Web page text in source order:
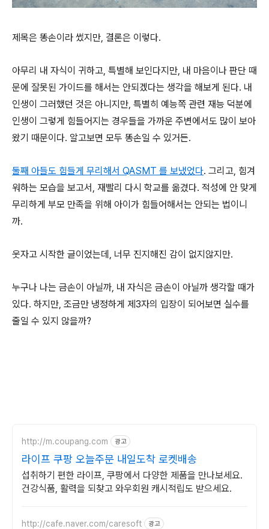
제목은 똥손이라 썼지만, 결론은 이렇다.
아무리 내 자식이 귀하고, 특별해 보인다지만, 내 마음이나 판단 때
문에 잘못된 가이드를 해서는 안되겠다는 생각을 해보게 된다. 내
인생이 그러했던 것은 아니지만, 특별히 예능쪽 관련 재능 덕분에
인생이 그렇게 힘들어지는 경우들을 가까운 주변에서도 많이 보아
왔기 때문이다. 알고보면 모두 똥손일 수 있거든.
둘째 아들도 힘들게 무리해서 QASMT 를 보냈었다. 그리고, 힘겨
워하는 모습을 보고서, 재빨리 다시 학교를 옮겼다. 적성에 안 맞게
무리하게 부모 만족을 위해 아이가 힘들어해서는 안되는 법이니
까.
웃자고 시작한 글이었는데 , 너무 진지해진 감이 없지않지만.
누구나 나는 금손이 아닐까, 내 자식은 금손이 아닐까 생각할 때가
있다. 하지만, 조금만 냉정하게 제 3자의 입장이 되어보면 실수를
줄일 수 있지 않을까?
http://m.coupang.com 광고
라이프 쿠팡 오늘주문 내일도착 로켓배송
섭취하기 편한 라이프, 쿠팡에서 다양한 제품을 만나보세요.
건강식품, 활력을 되찾고 와우회원 캐시적립도 받으세요.
http://cafe.naver.com/caresoft 광고